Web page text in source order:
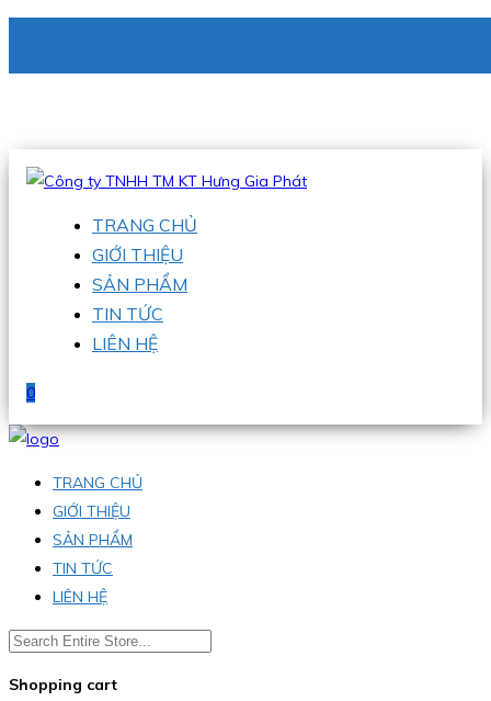
Hotline:0938 336 079
TRANG CHỦ
GIỚI THIỆU
SẢN PHẨM
TIN TỨC
LIÊN HỆ
0
TRANG CHỦ
GIỚI THIỆU
SẢN PHẨM
TIN TỨC
LIÊN HỆ
Shopping cart